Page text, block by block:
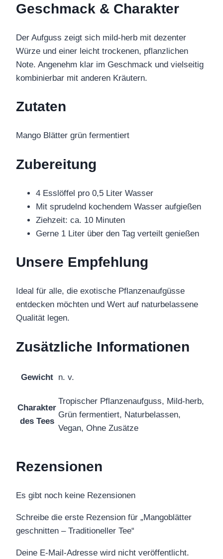
Geschmack & Charakter
Der Aufguss zeigt sich mild-herb mit dezenter
Würze und einer leicht trockenen, pflanzlichen
Note. Angenehm klar im Geschmack und vielseitig
kombinierbar mit anderen Kräutern.
Zutaten
Mango Blätter grün fermentiert
Zubereitung
4 Esslöffel pro 0,5 Liter Wasser
Mit sprudelnd kochendem Wasser aufgießen
Ziehzeit: ca. 10 Minuten
Gerne 1 Liter über den Tag verteilt genießen
Unsere Empfehlung
Ideal für alle, die exotische Pflanzenaufgüsse
entdecken möchten und Wert auf naturbelassene
Qualität legen.
Zusätzliche Informationen
Gewicht n. v.
Charakter
des Tees
Tropischer Pflanzenaufguss, Mild-herb,
Grün fermentiert, Naturbelassen,
Vegan, Ohne Zusätze
Rezensionen
Es gibt noch keine Rezensionen
Schreibe die erste Rezension für „Mangoblätter
geschnitten – Traditioneller Tee“
Deine E-Mail-Adresse wird nicht veröffentlicht.